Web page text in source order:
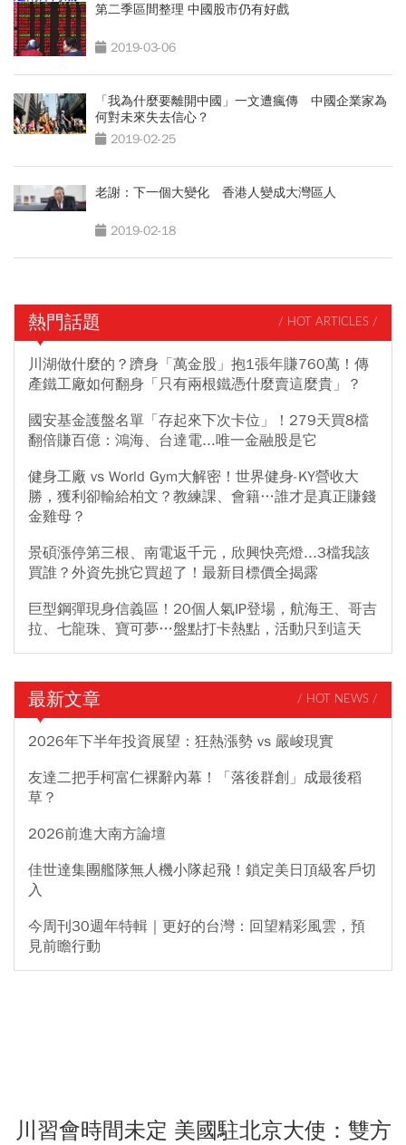
第二季區間整理 中國股市仍有好戲
2019-03-06
「我為什麼要離開中國」一文遭瘋傳 中國企業家為
何對未來失去信心？
2019-02-25
老謝：下一個大變化 香港人變成大灣區人
2019-02-18
熱門話題 / HOT ARTICLES /
川湖做什麼的？躋身「萬金股」抱1張年賺760萬！傳
產鐵工廠如何翻身「只有兩根鐵憑什麼賣這麼貴」？
國安基金護盤名單「存起來下次卡位」！279天買8檔
翻倍賺百億：鴻海、台達電...唯一金融股是它
健身工廠 vs World Gym大解密！世界健身-KY營收大
勝，獲利卻輸給柏文？教練課、會籍…誰才是真正賺錢
金雞母？
景碩漲停第三根、南電返千元，欣興快亮燈...3檔我該
買誰？外資先挑它買超了！最新目標價全揭露
巨型鋼彈現身信義區！20個人氣IP登場，航海王、哥吉
拉、七龍珠、寶可夢…盤點打卡熱點，活動只到這天
最新文章 / HOT NEWS /
2026年下半年投資展望：狂熱漲勢 vs 嚴峻現實
友達二把手柯富仁裸辭內幕！「落後群創」成最後稻
草？
2026前進大南方論壇
佳世達集團艦隊無人機小隊起飛！鎖定美日頂級客戶切
入
今周刊30週年特輯｜更好的台灣：回望精彩風雲，預
見前瞻行動
川習會時間未定 美國駐北京大使：雙方